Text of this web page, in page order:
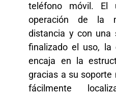
teléfono móvil. El
operación de la
distancia y con una
finalizado el uso, la
encaja en la
gracias a su soporte
fácilmente